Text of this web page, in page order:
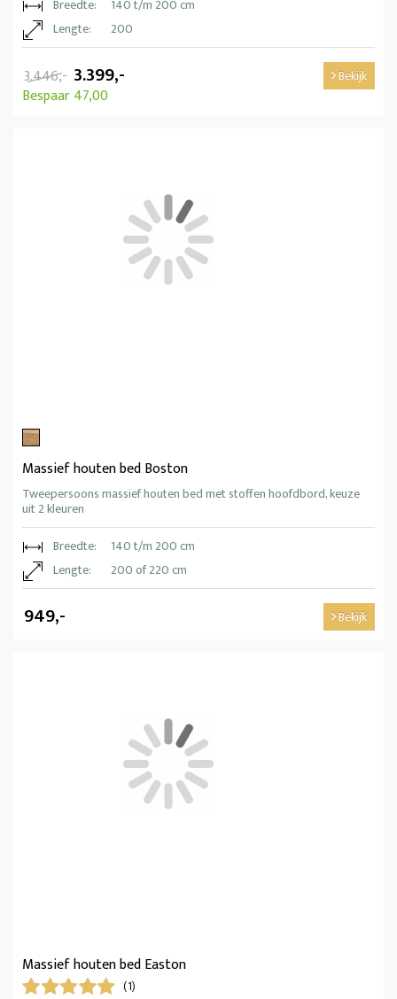
Breedte:
140 t/m 200 cm
Lengte:
200
3.446,- 3.399,-
Bespaar 47,00
Bekijk
Massief houten bed Boston
Tweepersoons massief houten bed met stoffen hoofdbord, keuze
uit 2 kleuren
Breedte:
140 t/m 200 cm
Lengte:
200 of 220 cm
949,- Bekijk
Massief houten bed Easton
(1)